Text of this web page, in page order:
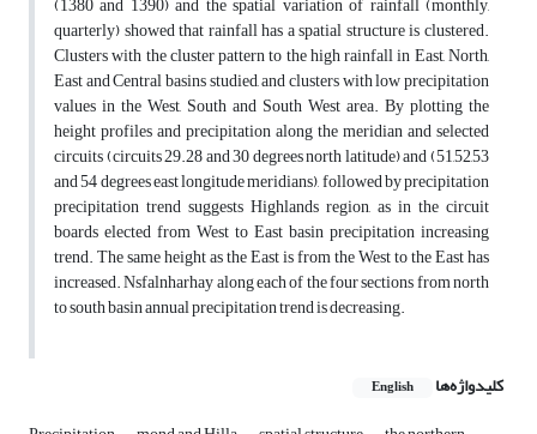
quarterly) showed that rainfall has a spatial structure is clustered.
Clusters with the cluster pattern to the high rainfall in East, North,
East and Central basins studied, and clusters with low precipitation
values in the West, South and South West area. By plotting the
height profiles and precipitation along the meridian and selected
circuits (circuits 29.28 and 30 degrees north latitude) and (51,52,53
and 54 degrees east longitude meridians), followed by precipitation
precipitation trend suggests Highlands region, as in the circuit
boards elected from West to East basin precipitation increasing
trend. The same height as the East is from the West to the East has
increased. Nsfalnharhay along each of the four sections from north
to south basin annual precipitation trend is decreasing.
کلیدواژه‌ها English